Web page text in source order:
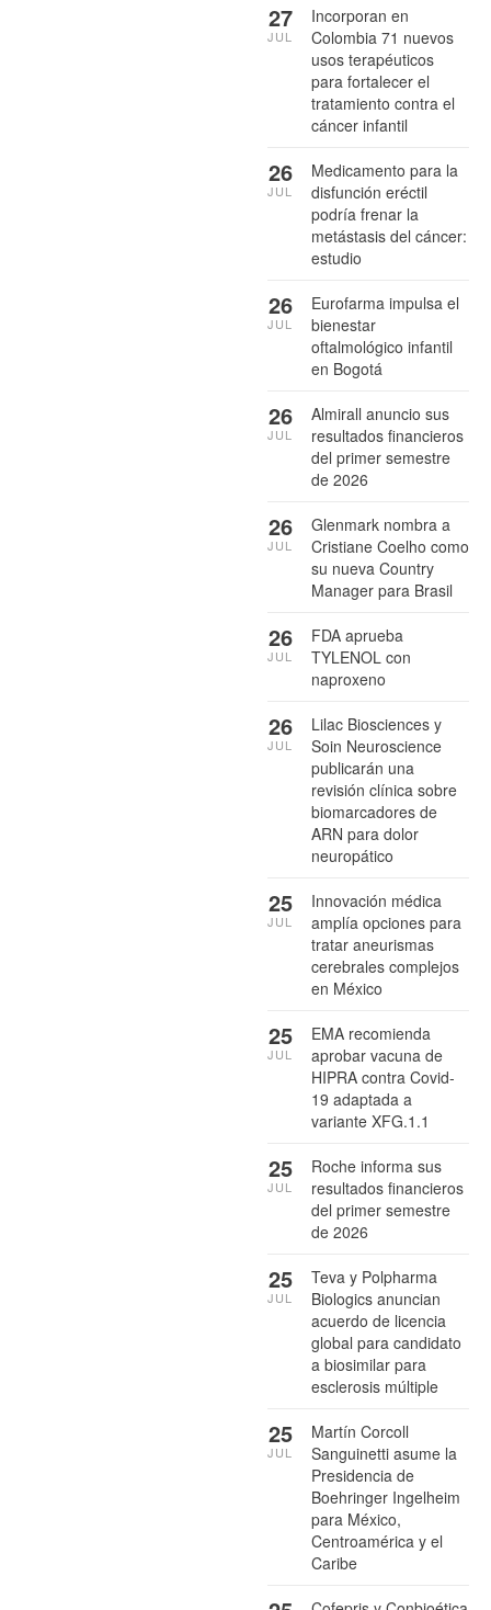
Incorporan en
Colombia 71 nuevos
usos terapéuticos
para fortalecer el
tratamiento contra el
cáncer infantil
27
JUL
Medicamento para la
disfunción eréctil
podría frenar la
metástasis del cáncer:
estudio
26
JUL
Eurofarma impulsa el
bienestar
oftalmológico infantil
en Bogotá
26
JUL
Almirall anuncio sus
resultados financieros
del primer semestre
de 2026
26
JUL
Glenmark nombra a
Cristiane Coelho como
su nueva Country
Manager para Brasil
26
JUL
FDA aprueba
TYLENOL con
naproxeno
26
JUL
Lilac Biosciences y
Soin Neuroscience
publicarán una
revisión clínica sobre
biomarcadores de
ARN para dolor
neuropático
26
JUL
Innovación médica
amplía opciones para
tratar aneurismas
cerebrales complejos
en México
25
JUL
EMA recomienda
aprobar vacuna de
HIPRA contra Covid-
19 adaptada a
variante XFG.1.1
25
JUL
Roche informa sus
resultados financieros
del primer semestre
de 2026
25
JUL
Teva y Polpharma
Biologics anuncian
acuerdo de licencia
global para candidato
a biosimilar para
esclerosis múltiple
25
JUL
Martín Corcoll
Sanguinetti asume la
Presidencia de
Boehringer Ingelheim
para México,
Centroamérica y el
Caribe
25
JUL